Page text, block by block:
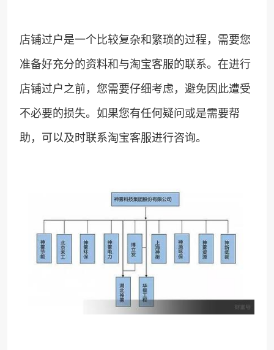
店铺过户是一个比较复杂和繁琐的过程，需要您
准备好充分的资料和与淘宝客服的联系。在进行
店铺过户之前，您需要仔细考虑，避免因此遭受
不必要的损失。如果您有任何疑问或是需要帮
助，可以及时联系淘宝客服进行咨询。